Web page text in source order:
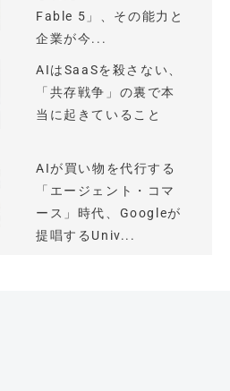
Fable 5」、その能力と
企業が今...
AIはSaaSを殺さない、
「共存戦争」の裏で本
当に起きていること
AIが買い物を代行する
「エージェント・コマ
ース」時代、Googleが
提唱するUniv...